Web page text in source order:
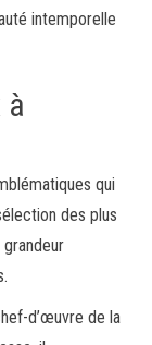
intemporelle
à
qui
des plus
d’œuvre de la